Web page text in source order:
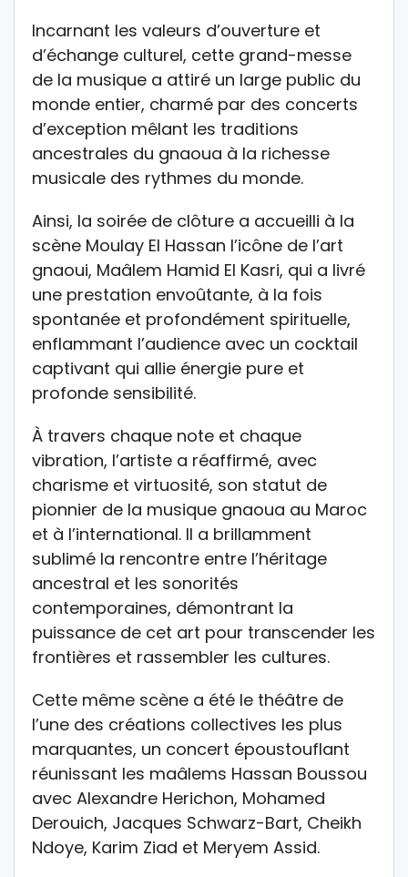
Incarnant les valeurs d’ouverture et
d’échange culturel, cette grand-messe
de la musique a attiré un large public du
monde entier, charmé par des concerts
d’exception mêlant les traditions
ancestrales du gnaoua à la richesse
musicale des rythmes du monde.
Ainsi, la soirée de clôture a accueilli à la
scène Moulay El Hassan l’icône de l’art
gnaoui, Maâlem Hamid El Kasri, qui a livré
une prestation envoûtante, à la fois
spontanée et profondément spirituelle,
enflammant l’audience avec un cocktail
captivant qui allie énergie pure et
profonde sensibilité.
À travers chaque note et chaque
vibration, l’artiste a réaffirmé, avec
charisme et virtuosité, son statut de
pionnier de la musique gnaoua au Maroc
et à l’international. Il a brillamment
sublimé la rencontre entre l’héritage
ancestral et les sonorités
contemporaines, démontrant la
puissance de cet art pour transcender les
frontières et rassembler les cultures.
Cette même scène a été le théâtre de
l’une des créations collectives les plus
marquantes, un concert époustouflant
réunissant les maâlems Hassan Boussou
avec Alexandre Herichon, Mohamed
Derouich, Jacques Schwarz-Bart, Cheikh
Ndoye, Karim Ziad et Meryem Assid.